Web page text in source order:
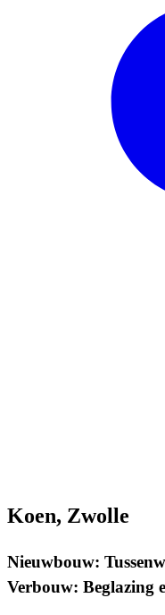
Koen, Zwolle
Nieuwbouw:
Verbouw: Beglazing